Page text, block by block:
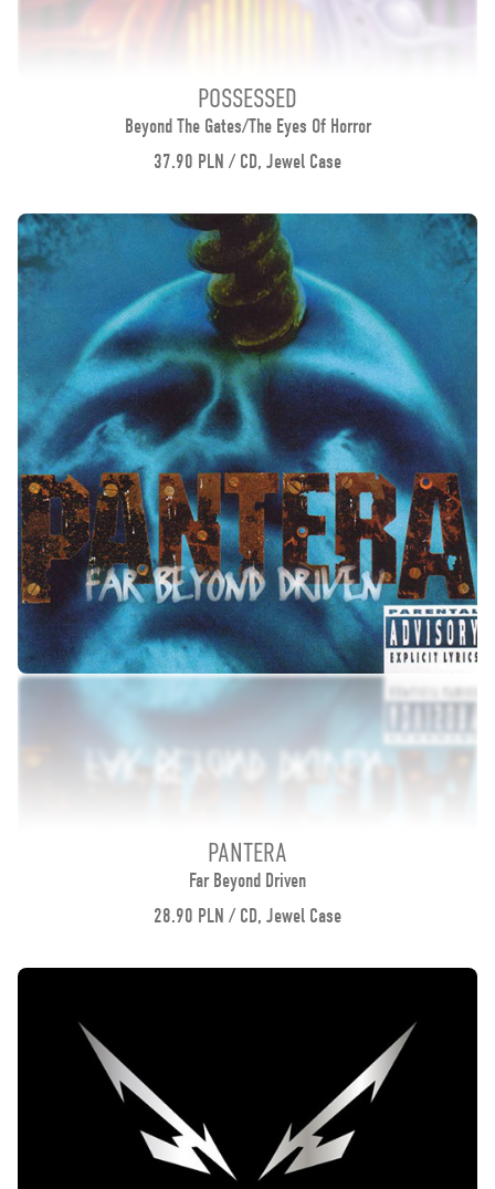
POSSESSED
Beyond The Gates/The Eyes Of Horror
37.90 PLN / CD, Jewel Case
PANTERA
Far Beyond Driven
28.90 PLN / CD, Jewel Case